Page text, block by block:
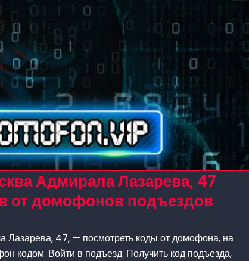
Адмирала Лазарева, 47
от домофонов подъездов
47, — посмотреть коды от домофона, на
кодом. Войти в подъезд. Получить код подъезда,